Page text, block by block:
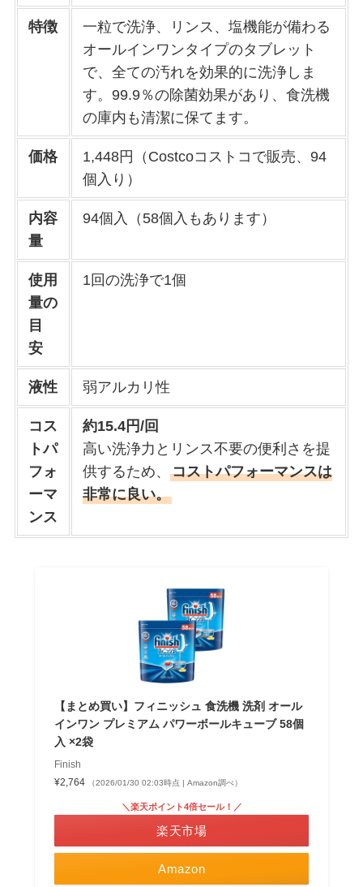
特徴
一粒で洗浄、リンス、塩機能が備わる
オールインワンタイプのタブレット
で、全ての汚れを効果的に洗浄しま
す。99.9％の除菌効果があり、食洗機
の庫内も清潔に保てます。
価格
1,448円（Costcoコストコで販売、94
個入り）
内容
量
94個入（58個入もあります）
使用
量の
目
安
1回の洗浄で1個
液性 弱アルカリ性
コス
トパ
フォ
ーマ
ンス
約15.4円/回
高い洗浄力とリンス不要の便利さを提
供するため、コストパフォーマンスは
非常に良い。
【まとめ買い】フィニッシュ 食洗機 洗剤 オール
インワン プレミアム パワーボールキューブ 58個
入 ×2袋
Finish
¥2,764
（2026/01/30 02:03時点 | Amazon調べ）
Amazon
＼楽天ポイント4倍セール！／
楽天市場